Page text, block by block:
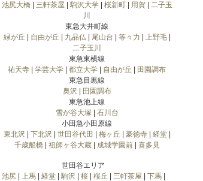
池尻大橋| 三軒茶屋 駒沢大学| 桜新町| 用賀| 二子玉
川
東急大井町線
緑が丘
自由が丘 九品仏| 尾山台 等々力 上野毛|
二子玉川
東急東横線
祐天寺
学芸大学 都立大学 自由が丘
田園調布
東急目黒線
奥沢
田園調布
東急池上線
雪が谷大塚| 石川台
小田急小田原線
東北沢
下北沢 世田谷代田 梅ヶ丘 豪徳寺| 経堂|
千歳船橋| 祖師ヶ谷大蔵| 成城学園前| 喜多見
世田谷エリア
池尻| 上馬| 経堂| 駒沢 桜| 桜丘 三軒茶屋 下馬|